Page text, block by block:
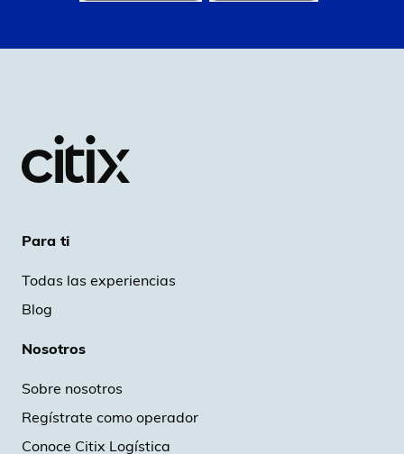
Para ti
Todas las experiencias
Blog
Nosotros
Sobre nosotros
Regístrate como operador
Conoce Citix Logística